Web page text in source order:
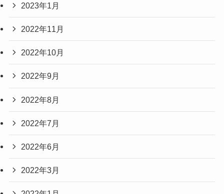
2023年1月
2022年11月
2022年10月
2022年9月
2022年8月
2022年7月
2022年6月
2022年3月